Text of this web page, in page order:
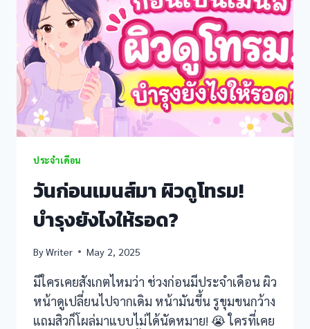
ผิว
กลับ
มา
สดใส?
ประจำเดือน
วันก่อนเมนส์มา ผิวดูโทรม!
บำรุงยังไงให้รอด?
ByWriter May 2, 2025
มีใครเคยสังเกตไหมว่า ช่วงก่อนมีประจำเดือน ผิว
หน้าดูเปลี่ยนไปจากเดิม หน้ามันขึ้น รูขุมขนกว้าง
แถมสิวก็โผล่มาแบบไม่ได้นัดหมาย! 😭 ใครที่เคย